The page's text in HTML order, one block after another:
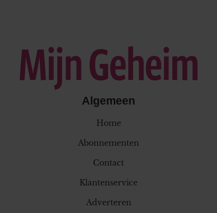
Algemeen
Home
Abonnementen
Contact
Klantenservice
Adverteren